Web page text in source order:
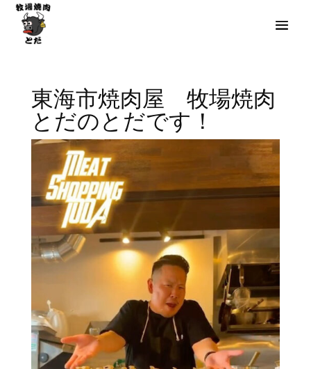
東海市焼肉屋 牧場焼肉
とだのとだです！